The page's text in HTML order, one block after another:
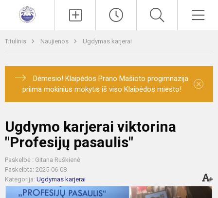
Titulinis Naujienos Ugdymas karjerai
Dėmesio! Klaipėdos Prano Mašioto progimnazija
priima mokinius mokytis iš viso Klaipėdos miesto!
×
Ugdymo karjerai viktorina
"Profesijų pasaulis"
Paskelbė : Gitana Ruškienė
Paskelbta: 2025-06-08
Kategorija: Ugdymas karjerai